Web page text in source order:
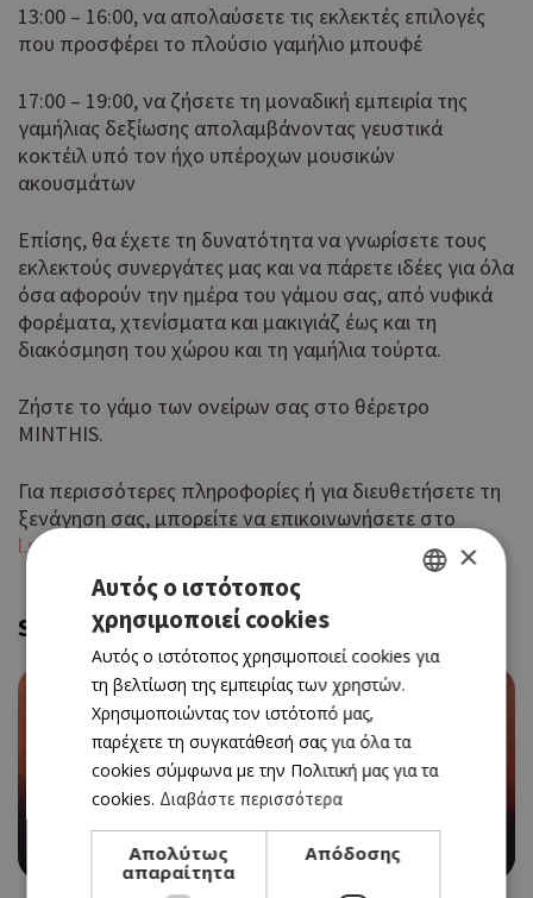
13:00 – 16:00, να απολαύσετε τις εκλεκτές επιλογές
που προσφέρει το πλούσιο γαμήλιο μπουφέ
17:00 – 19:00, να ζήσετε τη μοναδική εμπειρία της
γαμήλιας δεξίωσης απολαμβάνοντας γευστικά
κοκτέιλ υπό τον ήχο υπέροχων μουσικών
ακουσμάτων
Επίσης, θα έχετε τη δυνατότητα να γνωρίσετε τους
εκλεκτούς συνεργάτες μας και να πάρετε ιδέες για όλα
όσα αφορούν την ημέρα του γάμου σας, από νυφικά
φορέματα, χτενίσματα και μακιγιάζ έως και τη
διακόσμηση του χώρου και τη γαμήλια τούρτα.
Ζήστε το γάμο των ονείρων σας στο θέρετρο
MINTHIS.
Για περισσότερες πληροφορίες ή για διευθετήσετε τη
ξενάγηση σας, μπορείτε να επικοινωνήσετε στο
l.somma@minthisresort.com
ή +357 26842211.
Similar
VERSUS SUMMER PARTY ΣΤΗΝ ΠΑΡΑΛΙΑ ΤΗΣ ΑΓΙΑΣ
ENGLISH
×
Αυτός ο ιστότοπος
χρησιμοποιεί cookies
Αυτός ο ιστότοπος χρησιμοποιεί cookies για
τη βελτίωση της εμπειρίας των χρηστών.
Χρησιμοποιώντας τον ιστότοπό μας,
παρέχετε τη συγκατάθεσή σας για όλα τα
cookies σύμφωνα με την Πολιτική μας για τα
cookies. Διαβάστε περισσότερα
Απολύτως
απαραίτητα
Απόδοσης